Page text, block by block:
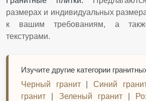
размерах и индивидуальных
к вашим требованиям, а
текстурами.
Изучите другие категории
Черный гранит|Синий
гранит
Зеленый гранит|